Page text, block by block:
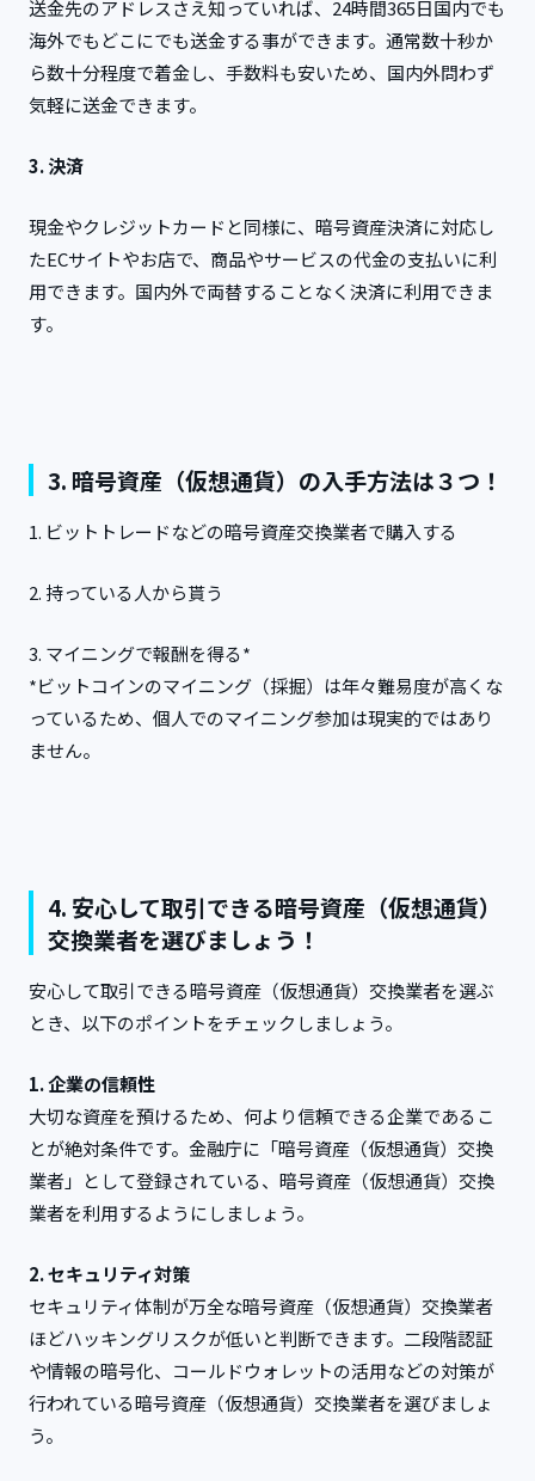
送金先のアドレスさえ知っていれば、24時間365日国内でも
海外でもどこにでも送金する事ができます。通常数十秒か
ら数十分程度で着金し、手数料も安いため、国内外問わず
気軽に送金できます。
3. 決済
現金やクレジットカードと同様に、暗号資産決済に対応し
たECサイトやお店で、商品やサービスの代金の支払いに利
用できます。国内外で両替することなく決済に利用できま
す。
3. 暗号資産（仮想通貨）の入手方法は３つ！
1. ビットトレードなどの暗号資産交換業者で購入する
2. 持っている人から貰う
3. マイニングで報酬を得る*
*ビットコインのマイニング（採掘）は年々難易度が高くな
っているため、個人でのマイニング参加は現実的ではあり
ません。
4. 安心して取引できる暗号資産（仮想通貨）
交換業者を選びましょう！
安心して取引できる暗号資産（仮想通貨）交換業者を選ぶ
とき、以下のポイントをチェックしましょう。
1. 企業の信頼性
大切な資産を預けるため、何より信頼できる企業であるこ
とが絶対条件です。金融庁に「暗号資産（仮想通貨）交換
業者」として登録されている、暗号資産（仮想通貨）交換
業者を利用するようにしましょう。
2. セキュリティ対策
セキュリティ体制が万全な暗号資産（仮想通貨）交換業者
ほどハッキングリスクが低いと判断できます。二段階認証
や情報の暗号化、コールドウォレットの活用などの対策が
行われている暗号資産（仮想通貨）交換業者を選びましょ
う。